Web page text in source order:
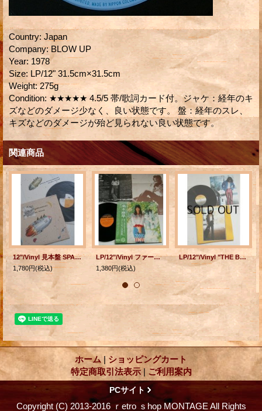
Country: Japan
Company: BLOW UP
Year: 1978
Size: LP/12" 31.5cm×31.5cm
Weight: 275g
Condition: ★★★★★ 4.5/5 帯/歌詞カード付。ジャケ：経年のキ
ズなどのダメージ少なく、良い状態です。 盤：経年のスレ、
キズなどのダメージが殆ど見られない良い状態です。
関連商品
12"/Vinyl 見本盤 SPACE HITCH-HIKERS 井上鑑 (1985) ジャケタイトルシール/歌詞カード付 ファンハウス
1,780円(税込)
LP/12"/Vinyl ファースト・アルバム ”高木麻早” 作詞/作曲/歌 高木麻早 (1973) AARD-VARK
1,380円(税込)
LP/12"/Vinyl "THE BEST ザ・ベスト " 福島邦子 鈴木茂/ 後藤次利/大村雅朗/竜真知子/松本隆/瀬尾一三 etc (1980) after YOU 帯なし/歌詞カード付
ホーム | ショッピングカート
特定商取引法表示 | ご利用案内
PCサイト
Copyright (C) 2013-2016 ｒetro ｓhop MONTAGE All Rights